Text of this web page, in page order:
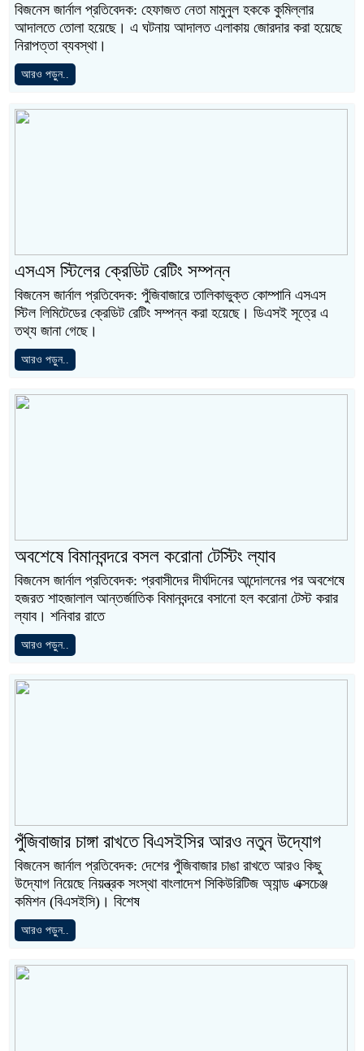
বিজনেস জার্নাল প্রতিবেদক: হেফাজত নেতা মামুনুল হককে কুমিল্লার
আদালতে তোলা হয়েছে। এ ঘটনায় আদালত এলাকায় জোরদার করা হয়েছে
নিরাপত্তা ব্যবস্থা।
আরও পড়ুন..
এসএস স্টিলের ক্রেডিট রেটিং সম্পন্ন
বিজনেস জার্নাল প্রতিবেদক: পুঁজিবাজারে তালিকাভুক্ত কোম্পানি এসএস
স্টিল লিমিটেডের ক্রেডিট রেটিং সম্পন্ন করা হয়েছে। ডিএসই সূত্রে এ
তথ্য জানা গেছে।
আরও পড়ুন..
অবশেষে বিমানবন্দরে বসল করোনা টেস্টিং ল্যাব
বিজনেস জার্নাল প্রতিবেদক: প্রবাসীদের দীর্ঘদিনের আন্দোলনের পর অবশেষে
হজরত শাহজালাল আন্তর্জাতিক বিমানবন্দরে বসানো হল করোনা টেস্ট করার
ল্যাব। শনিবার রাতে
আরও পড়ুন..
পুঁজিবাজার চাঙ্গা রাখতে বিএসইসির আরও নতুন উদ্যোগ
বিজনেস জার্নাল প্রতিবেদক: দেশের পুঁজিবাজার চাঙা রাখতে আরও কিছু
উদ্যোগ নিয়েছে নিয়ন্ত্রক সংস্থা বাংলাদেশ সিকিউরিটিজ অ্যান্ড এক্সচেঞ্জ
কমিশন (বিএসইসি)। বিশেষ
আরও পড়ুন..